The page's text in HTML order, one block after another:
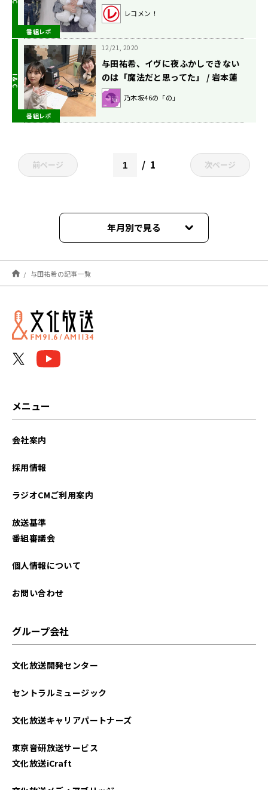
番組レポ
ジャーズマイキーに！?
レコメン！
番組レポ
12/21, 2020
与田祐希、イヴに夜ふかしできない
のは「魔法だと思ってた」 / 岩本蓮
加が長く使っているものは阪口珠美
からもらったポーチ『乃木坂46の
乃木坂46の「の」
前ページ 1 次ページ
年月別で見る
2025年11月
2024年02月
2023年12月
与田祐希の記事一覧
メニュー
会社案内
採用情報
ラジオCMご利用案内
放送基準
番組審議会
個人情報について
お問い合わせ
グループ会社
文化放送開発センター
セントラルミュージック
文化放送キャリアパートナーズ
東京音研放送サービス
文化放送iCraft